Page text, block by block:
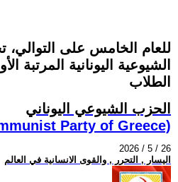
للعام الخامس على التوالي،
الشيوعية اليونانية المرتبة
الطلاب
الحزب الشيوعي اليوناني
Party of Greece)
2026 / 5 / 26
اليسار , التحرر , والقوى الانسانية في العالم